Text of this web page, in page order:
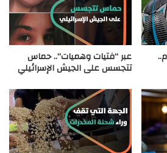
عبر “فتيات وهميات”.. حماس
تتجسس على الجيش الإسرائيلي